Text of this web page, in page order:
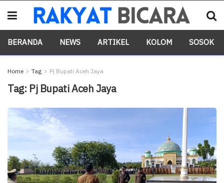
BERANDA NEWS ARTIKEL KOLOM SOSOK
Home Tag Pj Bupati Aceh Jaya
Tag: Pj Bupati Aceh Jaya